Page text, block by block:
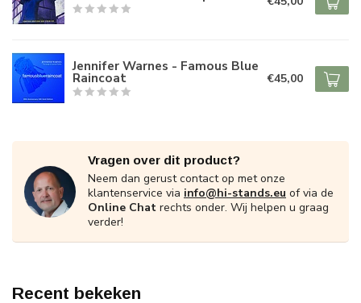
Jennifer Warnes - Famous Blue
Raincoat €45,00
Vragen over dit product?
Neem dan gerust contact op met onze
klantenservice via info@hi-stands.eu of via de
Online Chat rechts onder. Wij helpen u graag
verder!
Recent bekeken